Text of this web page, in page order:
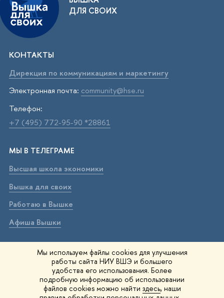
Мы используем файлы cookies для улучшения
работы сайта НИУ ВШЭ и большего
удобства его использования. Более
подробную информацию об использовании
файлов cookies можно найти здесь, наши
ДЛЯ СВОИХ
КОНТАКТЫ
Дирекция по коммуникациям и маркетингу
Электронная почта: community@hse.ru
Телефон:
+7 (495) 772-95-90 *28861
МЫ В ТЕЛЕГРАМЕ
Высшая школа экономики
Вышка для своих
Работаю в Вышке
Афиша Вышки
ВЫШКА В МАХ
Высшая школа экономики
Вышка для своих